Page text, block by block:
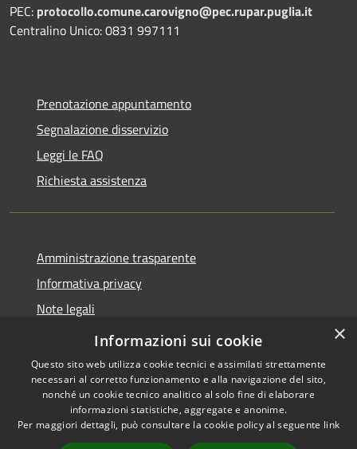
PEC: protocollo.comune.carovigno@pec.rupar.puglia.it
Centralino Unico: 0831 997111
Prenotazione appuntamento
Segnalazione disservizio
Leggi le FAQ
Richiesta assistenza
Amministrazione trasparente
Informativa privacy
Note legali
Dichiarazione di accessibilità
Accessibilità
Copyright © 2026 • Comune di
Carovigno • Powered by
×
Informazioni sui cookie
Questo sito web utilizza cookie tecnici e assimilati strettamente
necessari al corretto funzionamento e alla navigazione del sito,
nonché un cookie tecnico analitico al solo fine di elaborare
informazioni statistiche, aggregate e anonime.
Per maggiori dettagli, può consultare la cookie policy al seguente link